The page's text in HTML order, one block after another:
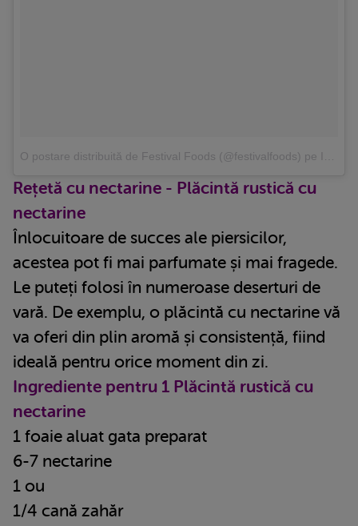
O postare distribuită de Festival Foods (@festivalfoods) pe
Rețetă cu nectarine - Plăcintă rustică cu
nectarine
Înlocuitoare de succes ale piersicilor,
acestea pot fi mai parfumate și mai fragede.
Le puteți folosi în numeroase deserturi de
vară. De exemplu, o plăcintă cu nectarine vă
va oferi din plin aromă și consistență, fiind
ideală pentru orice moment din zi.
Ingrediente pentru 1 Plăcintă rustică cu
nectarine
1 foaie aluat gata preparat
6-7 nectarine
1 ou
1/4 cană zahăr